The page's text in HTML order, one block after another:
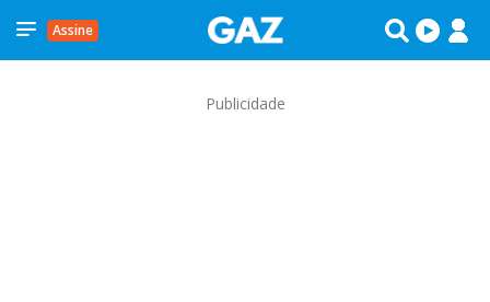
Assine
Publicidade